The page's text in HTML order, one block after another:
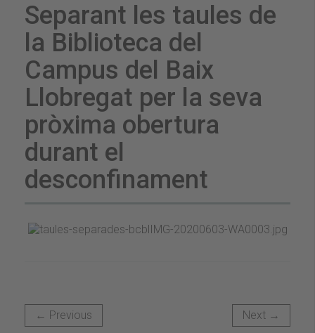
Separant les taules de
la Biblioteca del
Campus del Baix
Llobregat per la seva
pròxima obertura
durant el
desconfinament
← Previous Next →